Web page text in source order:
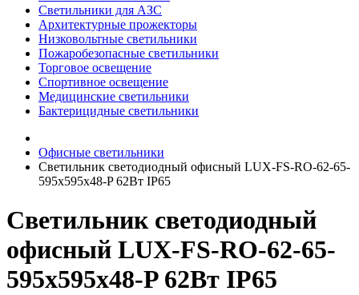
Светильники для АЗС
Архитектурные прожекторы
Низковольтные светильники
Пожаробезопасные светильники
Торговое освещение
Спортивное освещение
Медицинские светильники
Бактерицидные светильники
Офисные светильники
Светильник светодиодный офисный LUX-FS-RO-62-65-
595х595х48-P 62Вт IP65
Светильник светодиодный
офисный LUX-FS-RO-62-65-
595х595х48-P 62Вт IP65